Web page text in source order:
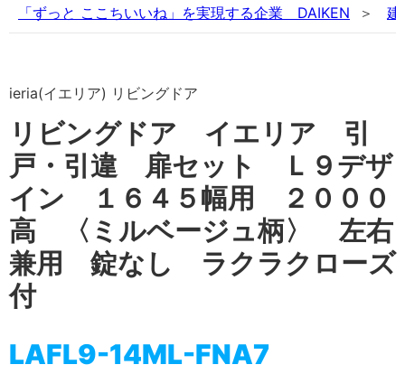
「ずっと ここちいいね」を実現する企業 DAIKEN 建
ieria(イエリア) リビングドア
リビングドア イエリア 引
戸・引違 扉セット Ｌ９デザ
イン １６４５幅用 ２０００
高 〈ミルベージュ柄〉 左右
兼用 錠なし ラクラクローズ
付
LAFL9-14ML-FNA7